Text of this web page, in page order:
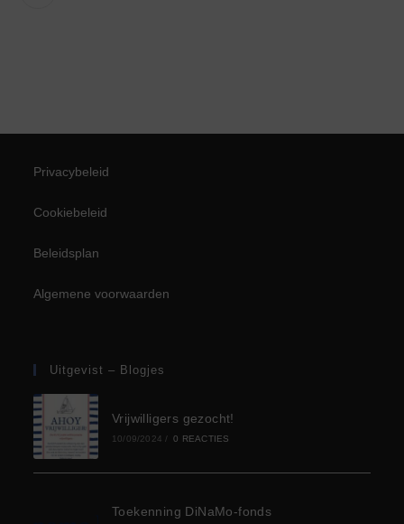
Privacybeleid
Cookiebeleid
Beleidsplan
Algemene voorwaarden
Uitgevist – Blogjes
Vrijwilligers gezocht!
10/09/2024 / 0 REACTIES
Toekenning DiNaMo-fonds